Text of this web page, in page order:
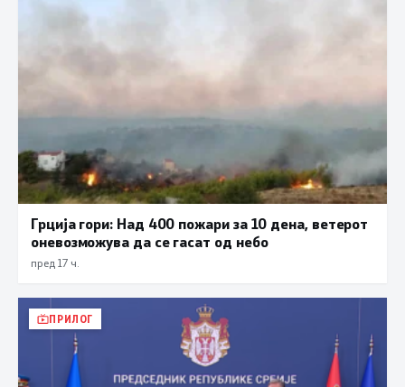
Грција гори: Над 400 пожари за 10 дена, ветерот
оневозможува да се гасат од небо
пред 17 ч.
ПРИЛОГ